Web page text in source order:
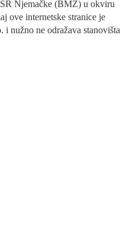
Njemačke (BMZ) u okviru
ove internetske stranice je
nužno ne odražava stanovišta